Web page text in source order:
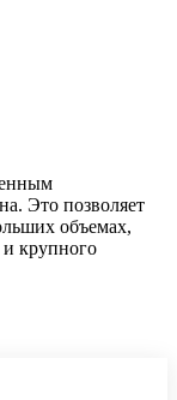
Это позволяет
объемах,
и крупного